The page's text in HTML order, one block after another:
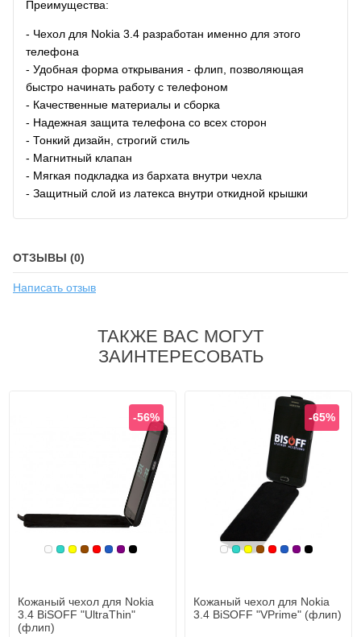
Преимущества:
- Чехол для Nokia 3.4 разработан именно для этого
телефона
- Удобная форма открывания - флип, позволяющая
быстро начинать работу с телефоном
- Качественные материалы и сборка
- Надежная защита телефона со всех сторон
- Тонкий дизайн, строгий стиль
- Магнитный клапан
- Мягкая подкладка из бархата внутри чехла
- Защитный слой из латекса внутри откидной крышки
ОТЗЫВЫ (0)
Написать отзыв
ТАКЖЕ ВАС МОГУТ
ЗАИНТЕРЕСОВАТЬ
Белый
Бирюзовый
Желтый
Коричневый
Красный
Синий, темный
Фиолетовый, темный
Черный
-56%
Кожаный чехол для Nokia
3.4 BiSOFF "UltraThin"
(флип)
Белый
Бирюзовый
Желтый
Коричневый
Красный
Синий,Черный
-65%
Кожаный чехол для Nokia
3.4 BiSOFF "VPrime" (флип)